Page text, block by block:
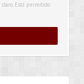
Está permitido